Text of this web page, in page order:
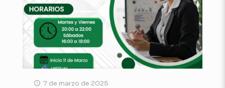
7 de marzo de 2025